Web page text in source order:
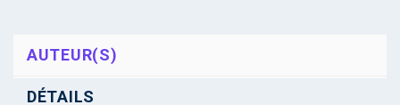
AUTEUR(S)
DÉTAILS